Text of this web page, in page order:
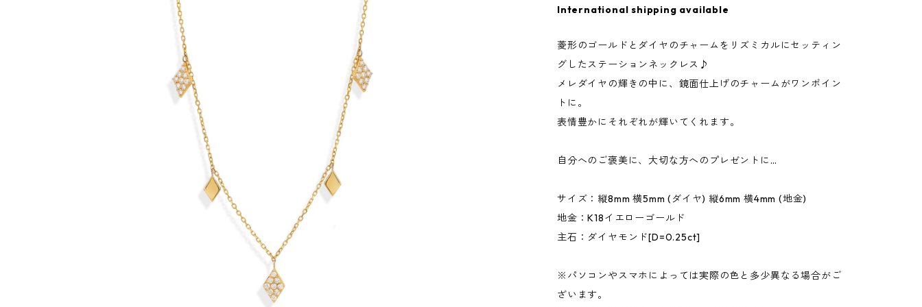
International shipping available
菱形のゴールドとダイヤのチャームをリズミカルにセッティン
グしたステーションネックレス♪
メレダイヤの輝きの中に、鏡面仕上げのチャームがワンポイン
トに。
表情豊かにそれぞれが輝いてくれます。
自分へのご褒美に、大切な方へのプレゼントに…
サイズ：縦8mm 横5mm (ダイヤ) 縦6mm 横4mm (地金)
地金：K18イエローゴールド
主石：ダイヤモンド[D=0.25ct]
※パソコンやスマホによっては実際の色と多少異なる場合がご
ざいます。